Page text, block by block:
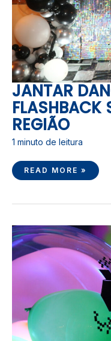
JANTAR
FLASHBACK
REGIÃO
1 minuto de leitura
READ MORE »
JANTAR
DANÇANTE
2024
FLASHBACK
RIO
ARAÇATUBA